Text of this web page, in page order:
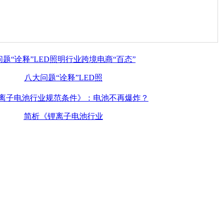
八大问题“诠释”LED照
简析《锂离子电池行业